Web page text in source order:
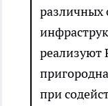
различных
реализуют
при